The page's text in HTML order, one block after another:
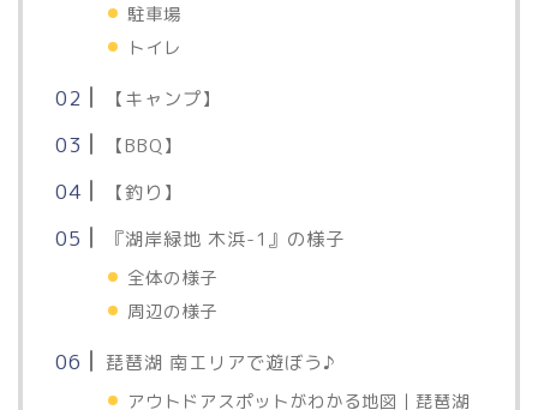
駐車場
トイレ
【キャンプ】
【BBQ】
【釣り】
『湖岸緑地 木浜-1』の様子
全体の様子
周辺の様子
琵琶湖 南エリアで遊ぼう♪
アウトドアスポットがわかる地図｜琵琶湖